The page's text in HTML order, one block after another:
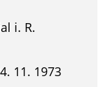
i. R.
1973